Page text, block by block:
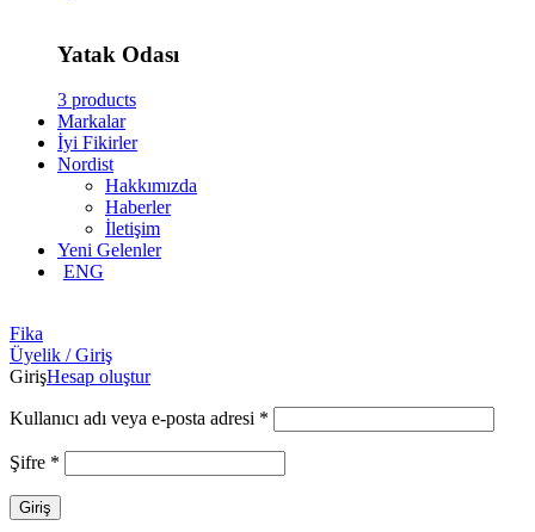
Yatak Odası
3 products
Markalar
İyi Fikirler
Nordist
Hakkımızda
Haberler
İletişim
Yeni Gelenler
ENG
Fika
Üyelik / Giriş
GirişHesap oluştur
Kullanıcı adı veya e-posta adresi *
Şifre *
Giriş